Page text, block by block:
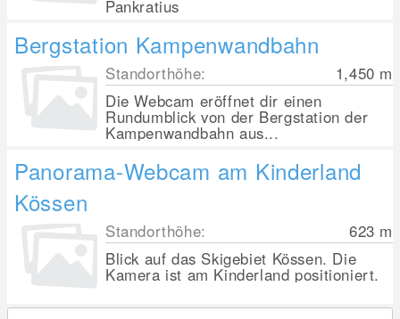
Pankratius
Bergstation Kampenwandbahn
Standorthöhe: 1,450 m
Die Webcam eröffnet dir einen
Rundumblick von der Bergstation der
Kampenwandbahn aus...
Panorama-Webcam am Kinderland
Kössen
Standorthöhe: 623 m
Blick auf das Skigebiet Kössen. Die
Kamera ist am Kinderland positioniert.